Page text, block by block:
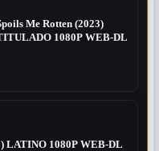
Me Rotten (2023)
1080P WEB-DL
LATINO 1080P WEB-DL